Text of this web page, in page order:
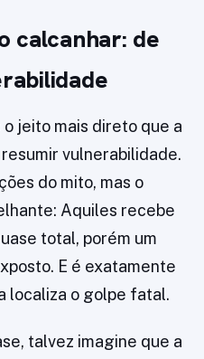
calcanhar: de
jeito mais direto que a
vulnerabilidade.
do mito, mas o
Aquiles recebe
total, porém um
E é exatamente
localiza o golpe fatal.
talvez imagine que a